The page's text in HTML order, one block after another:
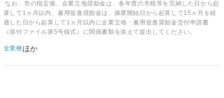
なお、市の指定後、企業立地奨励金は、各年度の市税等を完納した日から起
算して1ヵ月以内、雇用促進奨励金は、操業開始日から起算して15ヵ月を経
過した日から起算して1ヵ月以内に企業立地・雇用促進奨励金交付申請書
（添付ファイル第5号様式）に関係書類を添えて提出してください。
全業種ほか